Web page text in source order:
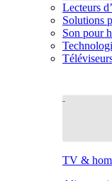
Lecteurs
Solutions
Son pour
TV &